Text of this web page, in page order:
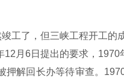
了，但三峡工程开工的
月6日提出的要求，
解回长办等待审查。